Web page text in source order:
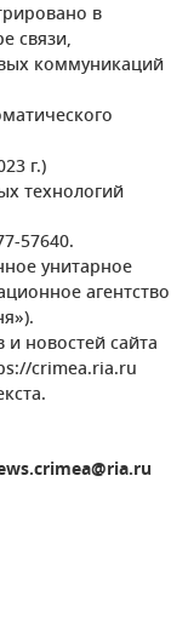
в
связи,
коммуникаций
г.)
технологий
57640.
унитарное
агентство
новостей сайта
crimea.ria.ru